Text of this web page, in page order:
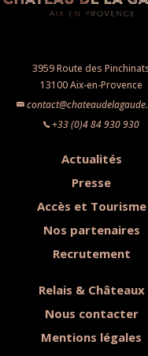
3959 Route des
13100 Aix-en-Provence
+33 (0)4 84 930 930
Actualités
Presse
Accès et Tourisme
Nos partenaires
Recrutement
Relais & Châteaux
Nous contacter
Mentions légales